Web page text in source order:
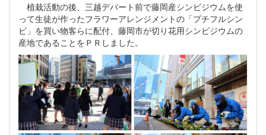
植栽活動の後、三越デパート前で藤岡産シンビジウムを使
って生徒が作ったフラワーアレンジメントの「プチフルシン
ビ」を買い物客らに配付、藤岡市が切り花用シンビジウムの
産地であることをＰＲしました。